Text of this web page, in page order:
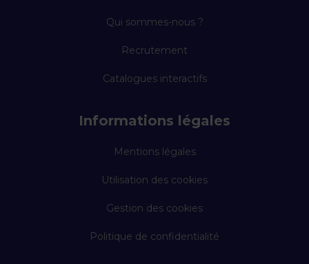
Qui sommes-nous ?
Recrutement
Catalogues interactifs
Informations légales
Mentions légales
Utilisation des cookies
Gestion des cookies
Politique de confidentialité